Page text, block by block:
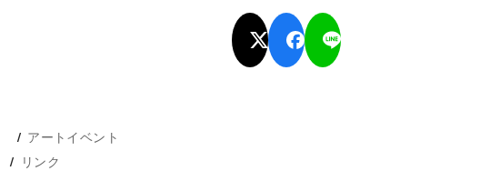
アートイベント
リンク